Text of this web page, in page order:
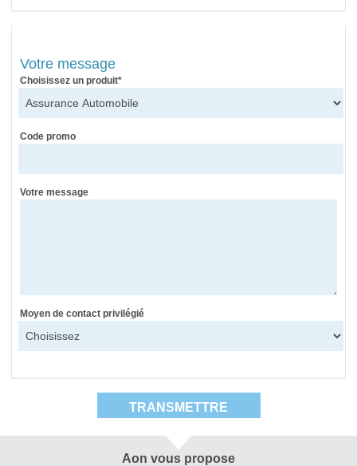
Votre message
Choisissez un produit*
Code promo
Votre message
Moyen de contact privilégié
Aon vous propose